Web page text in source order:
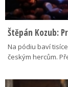
Štěpán Kozub:
Na pódiu baví
českým hercům.